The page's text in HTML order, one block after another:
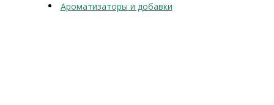
Ароматизаторы и добавки